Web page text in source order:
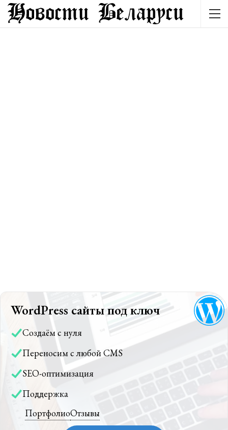
WordPress сайты под ключ
Создаём с нуля
Переносим с любой CMS
SEO-оптимизация
Поддержка
ПортфолиоОтзывы